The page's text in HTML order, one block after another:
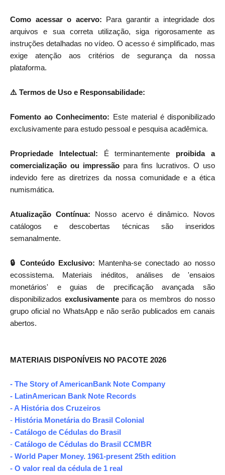
Como acessar o acervo: Para garantir a integridade dos
arquivos e sua correta utilização, siga rigorosamente as
instruções detalhadas no vídeo. O acesso é simplificado, mas
exige atenção aos critérios de segurança da nossa
plataforma.
⚠️ Termos de Uso e Responsabilidade:
Fomento ao Conhecimento: Este material é disponibilizado
exclusivamente para estudo pessoal e pesquisa acadêmica.
Propriedade Intelectual: É terminantemente proibida a
comercialização ou impressão para fins lucrativos. O uso
indevido fere as diretrizes da nossa comunidade e a ética
numismática.
Atualização Contínua: Nosso acervo é dinâmico. Novos
catálogos e descobertas técnicas são inseridos
semanalmente.
🔒 Conteúdo Exclusivo: Mantenha-se conectado ao nosso
ecossistema. Materiais inéditos, análises de 'ensaios
monetários' e guias de precificação avançada são
disponibilizados exclusivamentepara os membros do nosso
grupo oficial no WhatsApp e não serão publicados em canais
abertos.
MATERIAIS DISPONÍVEIS NO PACOTE 2026
- The Story of AmericanBank Note Company
- LatinAmerican Bank Note Records
- A História dos Cruzeiros
- História Monetária do Brasil Colonial
- Catálogo de Cédulas do Brasil
- Catálogo de Cédulas do Brasil CCMBR
- World Paper Money. 1961-present 25th edition
- O valor real da cédula de 1 real